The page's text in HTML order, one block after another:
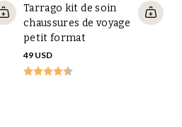
Tarrago kit de soin
chaussures de voyage
petit format
49 USD